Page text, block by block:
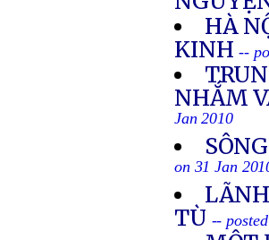
HÀ
KINH --
NHẮM
Jan 2010
on 31 Jan
TÙ --